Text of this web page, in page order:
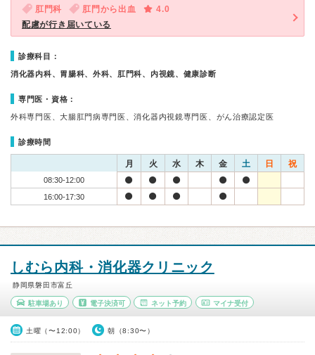
肛門科 肛門から出血
4.0
配慮が行き届いている
診療科目：
消化器内科、胃腸科、外科、肛門科、内視鏡、健康診断
専門医・資格：
外科専門医、大腸肛門病専門医、消化器内視鏡専門医、がん治療認定医
診療時間
月 火 水 木 金 土 日 祝
08:30-12:00
16:00-17:30
しむら内科・消化器クリニック
静岡県磐田市富丘
駐車場あり 電子決済可 ネット予約 マイナ受付
土曜（〜12:00） 朝（8:30〜）